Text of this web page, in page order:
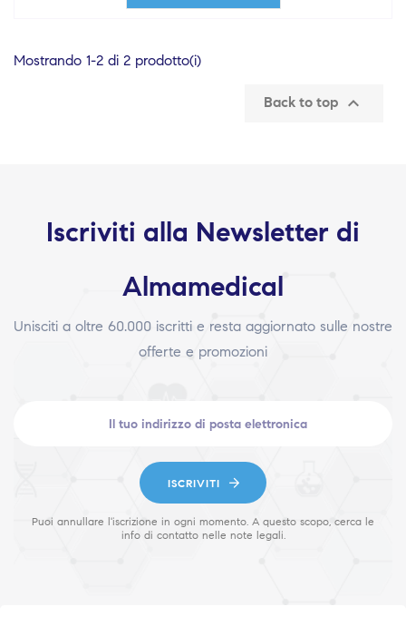
Mostrando 1-2 di 2 prodotto(i)
Back to top 
Iscriviti alla Newsletter di
Almamedical
Unisciti a oltre 60.000 iscritti e resta aggiornato sulle nostre
offerte e promozioni
ISCRIVITI
Puoi annullare l'iscrizione in ogni momento. A questo scopo, cerca le
info di contatto nelle note legali.